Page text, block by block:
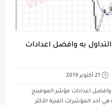
به وافضل اعدادات
21 أكتوبر 2019
وافضل اعدادات مؤشر الموفينج
المتوسطات المتحركة moving averages هي أحد المؤشرات الفنية الأكثر